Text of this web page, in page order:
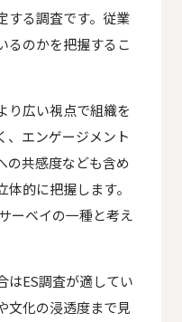
する調査です。従業
るのかを把握するこ
り広い視点で組織を
、エンゲージメント
の共感度なども含め
的に把握します。
ーベイの一種と考え
はES調査が適してい
文化の浸透度まで見